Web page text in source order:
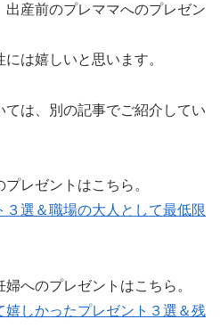
産前のプレママへのプレゼン
は嬉しいと思います。
は、別の記事でご紹介してい
レゼントはこちら。
選＆職場の大人として最低限
へのプレゼントはこちら。
しかったプレゼント３選＆残